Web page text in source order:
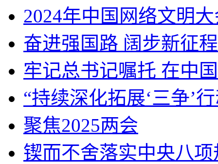
2024年中国网络文明
奋进强国路 阔步新征程
牢记总书记嘱托 在中
“持续深化拓展‘三争’
聚焦2025两会
锲而不舍落实中央八